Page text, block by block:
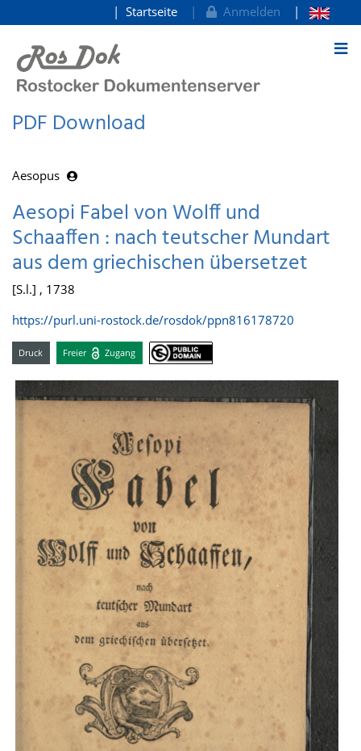
zum Inhalt
Startseite Anmelden
PDF Download
Aesopus
Aesopi Fabel von Wolff und
Schaaffen : nach teutscher Mundart
aus dem griechischen übersetzet
[S.l.] , 1738
https://purl.uni-rostock.de/rosdok/ppn816178720
Druck Freier Zugang